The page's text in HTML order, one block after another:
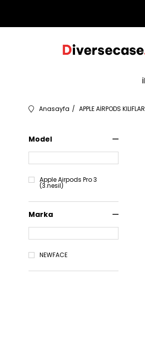
Anasayfa APPLE AİRPODS
Model
Apple Airpods Pro 3
(3.nesil)
Marka
NEWFACE